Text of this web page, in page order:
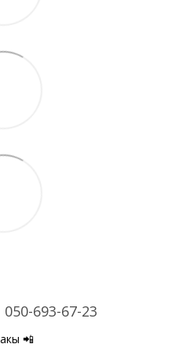
050-693-67-23
📲